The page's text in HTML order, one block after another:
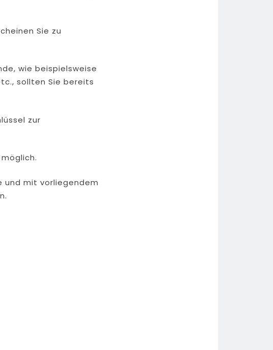
Sie zu
wie beispielsweise
sollten Sie bereits
zur
und mit vorliegendem